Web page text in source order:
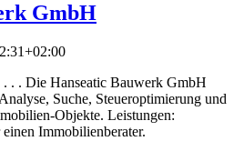
GmbH
. . Die Hanseatic Bauwerk GmbH
Suche, Steueroptimierung und
Objekte. Leistungen:
Immobilienberater.